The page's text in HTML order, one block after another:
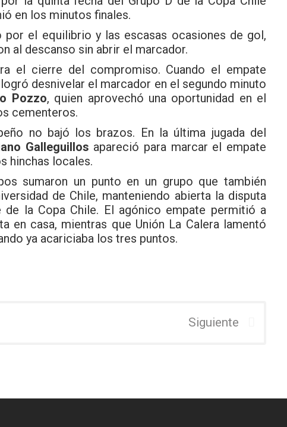
en los minutos finales.
el equilibrio y las escasas ocasiones de gol,
al descanso sin abrir el marcador.
el cierre del compromiso. Cuando el empate
desnivelar el marcador en el segundo minuto
Pozzo, quien aprovechó una oportunidad en el
cementeros.
no bajó los brazos. En la última jugada del
Galleguillos apareció para marcar el empate
hinchas locales.
sumaron un punto en un grupo que también
de Chile, manteniendo abierta la disputa
la Copa Chile. El agónico empate permitió a
en casa, mientras que Unión La Calera lamentó
ya acariciaba los tres puntos.
Siguiente